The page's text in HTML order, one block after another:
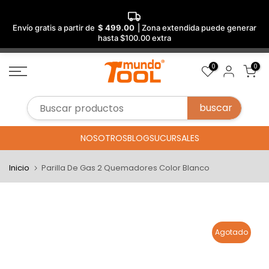
Envío gratis a partir de $ 499.00
| Zona extendida puede generar
hasta $100.00 extra
Saltar
al
0 0
NOSOTROSBLOGSUCURSALES
Inicio Parilla De Gas 2 Quemadores Color Blanco
Agotado